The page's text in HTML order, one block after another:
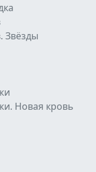
Звёзды
Новая кровь